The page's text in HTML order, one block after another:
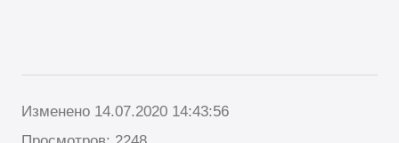
Изменено 14.07.2020 14:43:56